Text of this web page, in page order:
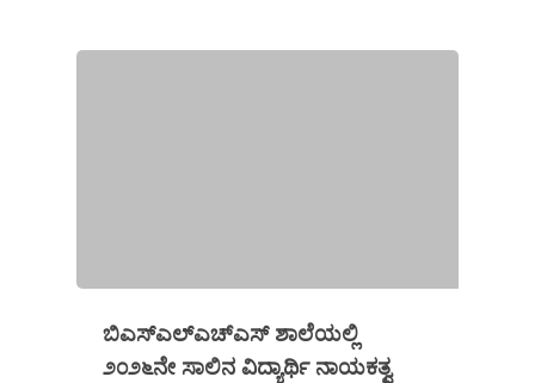
ಬಿಎಸ್‌ಎಲ್‌ಎಚ್‌ಎಸ್ ಶಾಲೆಯಲ್ಲಿ
೨೦೨೬ನೇ ಸಾಲಿನ ವಿದ್ಯಾರ್ಥಿ ನಾಯಕತ್ವ